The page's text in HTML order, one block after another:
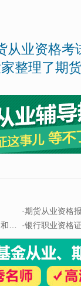
从业资格考
整理了期
·期货从业资格
·银行职业资格证